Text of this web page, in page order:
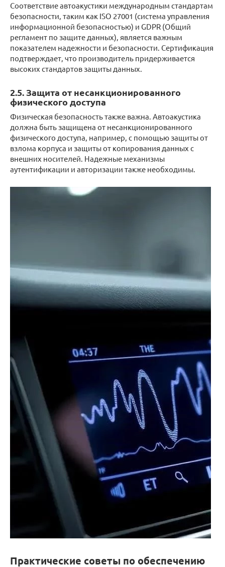
Соответствие автоакустики международным стандартам
безопасности, таким как ISO 27001 (система управления
информационной безопасностью) и GDPR (Общий
регламент по защите данных), является важным
показателем надежности и безопасности. Сертификация
подтверждает, что производитель придерживается
высоких стандартов защиты данных.
2.5. Защита от несанкционированного
физического доступа
Физическая безопасность также важна. Автоакустика
должна быть защищена от несанкционированного
физического доступа, например, с помощью защиты от
взлома корпуса и защиты от копирования данных с
внешних носителей. Надежные механизмы
аутентификации и авторизации также необходимы.
Практические советы по обеспечению